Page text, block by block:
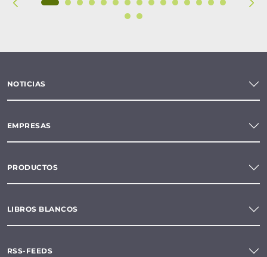
NOTICIAS
EMPRESAS
PRODUCTOS
LIBROS BLANCOS
RSS-FEEDS